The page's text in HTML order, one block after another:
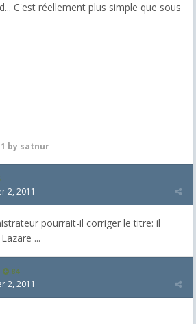
C'est réellement plus simple que sous
by satnur
2, 2011
pourrait-il corriger le titre: il
...
84
2, 2011